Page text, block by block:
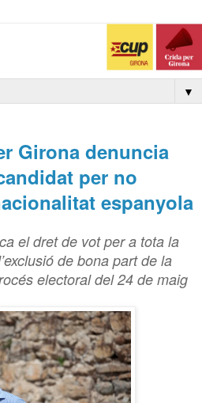
▼
Girona denuncia
per no
espanyola
el dret de vot per a tota la
de bona part de la
electoral del 24 de maig